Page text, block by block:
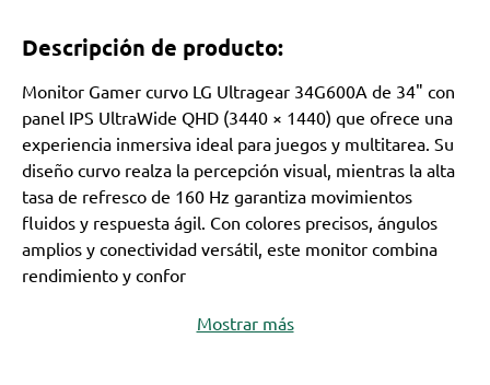
Descripción de producto:
Monitor Gamer curvo LG Ultragear 34G600A de 34" con
panel IPS UltraWide QHD (3440 × 1440) que ofrece una
experiencia inmersiva ideal para juegos y multitarea. Su
diseño curvo realza la percepción visual, mientras la alta
tasa de refresco de 160 Hz garantiza movimientos
fluidos y respuesta ágil. Con colores precisos, ángulos
amplios y conectividad versátil, este monitor combina
rendimiento y confor
Mostrar más